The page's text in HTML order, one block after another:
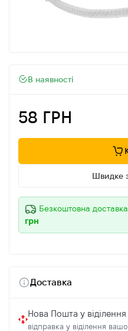
В наявності
58 ГРН
Швидке
Безкоштовна
грн
Доставка
Нова Пошта у віділення
відправка у віділення